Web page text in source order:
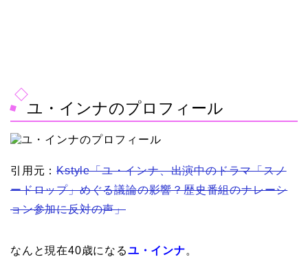
ユ・インナのプロフィール
引用元：Kstyle「ユ・インナ、出演中のドラマ「スノ
ードロップ」めぐる議論の影響？歴史番組のナレーシ
ョン参加に反対の声」
なんと現在40歳になるユ・インナ。